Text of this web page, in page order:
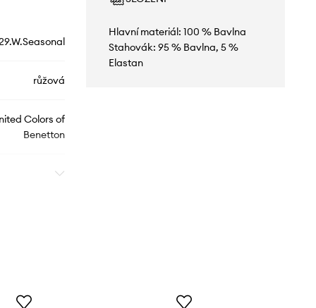
růžová
Colors of
Benetton
Hlavní materiál: 100 % Bavlna
Stahovák: 95 % Bavlna, 5 %
Elastan